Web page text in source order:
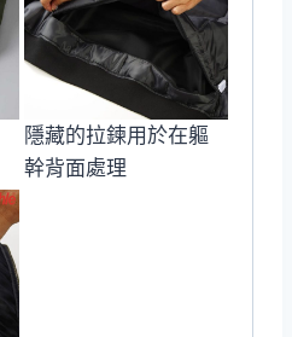
隱藏的拉鍊用於在軀
幹背面處理